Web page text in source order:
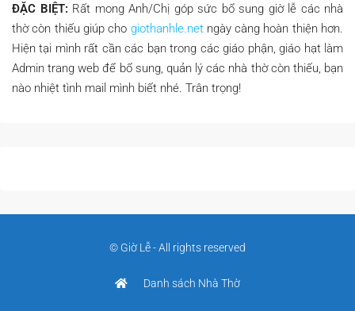
ĐẶC BIỆT: Rất mong Anh/Chị góp sức bổ sung giờ lễ các nhà
thờ còn thiếu giúp cho giothanhle.netngày càng hoàn thiện hơn.
Hiện tại mình rất cần các bạn trong các giáo phận, giáo hạt làm
Admin trang web để bổ sung, quản lý các nhà thờ còn thiếu, bạn
nào nhiệt tình mail mình biết nhé. Trân trọng!
© Giờ Lễ - All rights reserved
Danh sách Nhà Thờ